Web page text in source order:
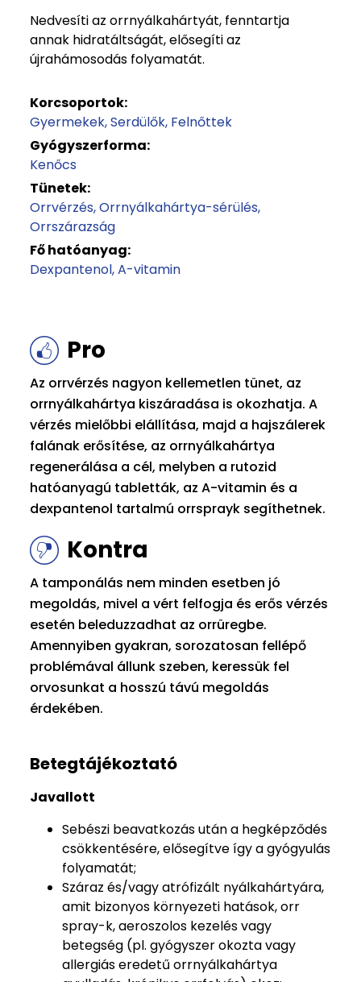
Nedvesíti az orrnyálkahártyát, fenntartja
annak hidratáltságát, elősegíti az
újrahámosodás folyamatát.
Korcsoportok:
Gyermekek Serdülők Felnőttek
Gyógyszerforma:
Kenőcs
Tünetek:
Orrvérzés Orrnyálkahártya-sérülés
Orrszárazság
Fő hatóanyag:
Dexpantenol A-vitamin
Pro
Az orrvérzés nagyon kellemetlen tünet, az
orrnyálkahártya kiszáradása is okozhatja. A
vérzés mielőbbi elállítása, majd a hajszálerek
falának erősítése, az orrnyálkahártya
regenerálása a cél, melyben a rutozid
hatóanyagú tabletták, az A-vitamin és a
dexpantenol tartalmú orrsprayk segíthetnek.
Kontra
A tamponálás nem minden esetben jó
megoldás, mivel a vért felfogja és erős vérzés
esetén beleduzzadhat az orrüregbe.
Amennyiben gyakran, sorozatosan fellépő
problémával állunk szeben, keressük fel
orvosunkat a hosszú távú megoldás
érdekében.
Betegtájékoztató
Javallott
Sebészi beavatkozás után a hegképződés
csökkentésére, elősegítve így a gyógyulás
folyamatát;
Száraz és/vagy atrófizált nyálkahártyára,
amit bizonyos környezeti hatások, orr
spray-k, aeroszolos kezelés vagy
betegség (pl. gyógyszer okozta vagy
allergiás eredetű orrnyálkahártya